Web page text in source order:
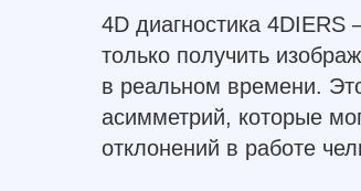
4D диагностика
только получить
в реальном времени.
асимметрий, которые
отклонений в работе